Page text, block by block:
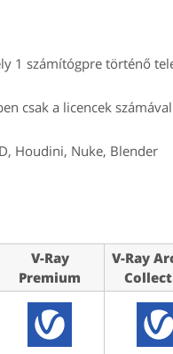
1 számítógpre történő
csak a licencek számával
Houdini, Nuke, Blender
V-Ray
Premium
V-Ray